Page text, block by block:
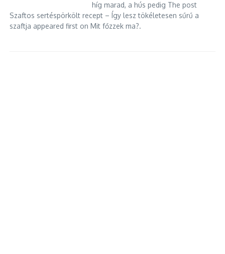
híg marad, a hús pedig The post
Szaftos sertéspörkölt recept – Így lesz tökéletesen sűrű a
szaftja appeared first on Mit főzzek ma?.